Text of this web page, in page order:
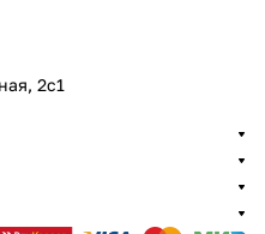
2с1